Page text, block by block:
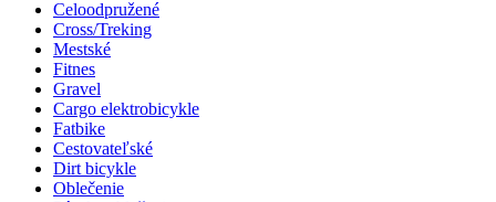
Celoodpružené
Cross/Treking
Mestské
Fitnes
Gravel
Cargo elektrobicykle
Fatbike
Cestovateľské
Dirt bicykle
Oblečenie